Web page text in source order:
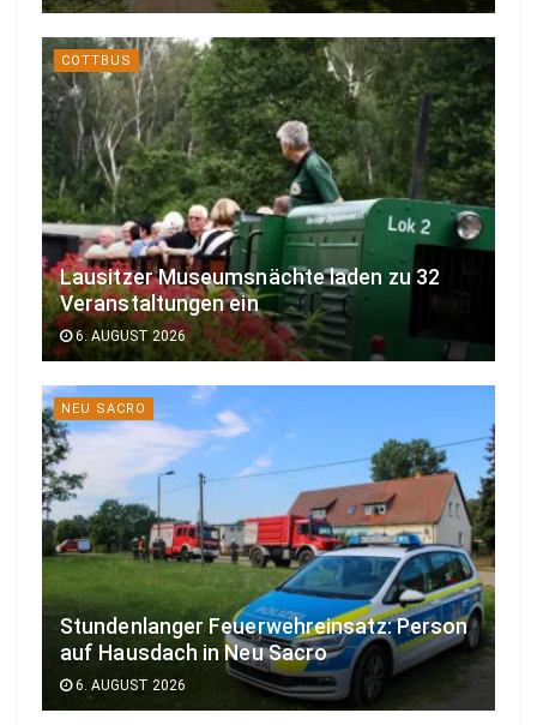
COTTBUS
Lausitzer Museumsnächte laden zu 32
Veranstaltungen ein
6. AUGUST 2026
NEU SACRO
Stundenlanger Feuerwehreinsatz: Person
auf Hausdach in Neu Sacro
6. AUGUST 2026